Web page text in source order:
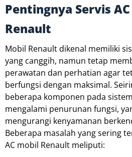
Pentingnya Servis
Renault
Mobil Renault dikenal memiliki
yang canggih, namun tetap
perawatan dan perhatian agar
berfungsi dengan maksimal.
beberapa komponen pada
mengalami penurunan fungsi,
mengurangi kenyamanan
Beberapa masalah yang sering
AC mobil Renault meliputi: